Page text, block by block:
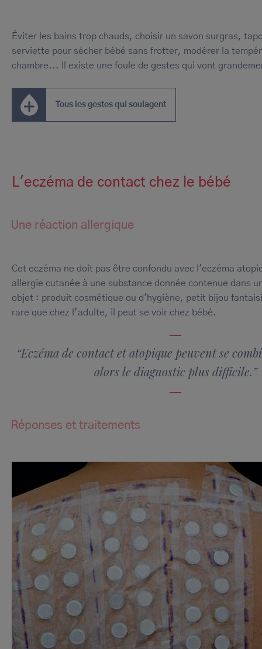
Éviter les bains trop chauds, choisir un savon surgras,
serviette pour sécher bébé sans frotter, modérer la
chambre... Il existe une foule de gestes qui vont
Tous les gestes qui soulagent
L'eczéma de contact chez le bébé
Une réaction allergique
Cet eczéma ne doit pas être confondu avec l'eczéma
allergie cutanée à une substance donnée contenue dans
objet : produit cosmétique ou d'hygiène, petit bijou
rare que chez l’adulte, il peut se voir chez bébé.
“Eczéma de contact et atopique peuvent se
alors le diagnostic plus difficile.”
Réponses et traitements